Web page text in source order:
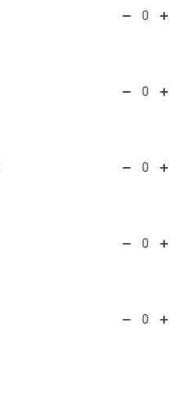
0
0
0
0
0